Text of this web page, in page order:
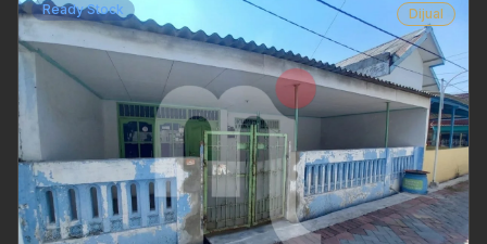
Ready Stock Dijual